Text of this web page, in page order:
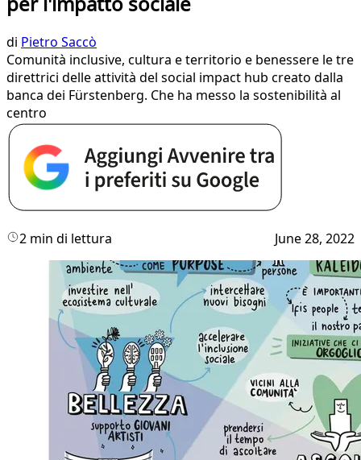
di Pietro Saccò
Comunità inclusive, cultura e territorio e benessere le tre
direttrici delle attività del social impact hub creato dalla
banca dei Fürstenberg. Che ha messo la sostenibilità al
centro
2 min di lettura June 28, 2022